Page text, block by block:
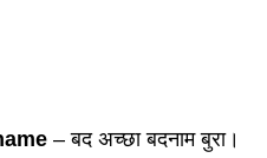
– बद अच्छा बदनाम बुरा।